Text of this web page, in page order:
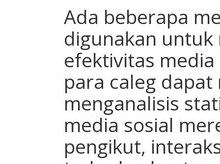
Ada beberapa
digunakan untuk
efektivitas
para caleg
menganalisis
media sosial
pengikut,